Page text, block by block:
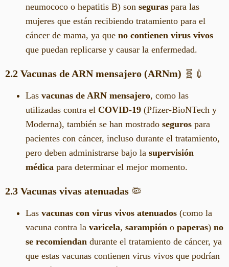
neumococo o hepatitis B) son seguras para las
mujeres que están recibiendo tratamiento para el
cáncer de mama, ya que no contienen virus vivos
que puedan replicarse y causar la enfermedad.
2.2 Vacunas de ARN mensajero (ARNm) 🧬💉
Las vacunas de ARN mensajero, como las
utilizadas contra el COVID-19 (Pfizer-BioNTech y
Moderna), también se han mostrado seguros para
pacientes con cáncer, incluso durante el tratamiento,
pero deben administrarse bajo la supervisión
médica para determinar el mejor momento.
2.3 Vacunas vivas atenuadas 🦠
Las vacunas con virus vivos atenuados (como la
vacuna contra la varicela, sarampión o paperas) no
se recomiendan durante el tratamiento de cáncer, ya
que estas vacunas contienen virus vivos que podrían